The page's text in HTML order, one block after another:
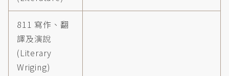
811 寫作、翻
譯及演說
(Literary
Wriging)